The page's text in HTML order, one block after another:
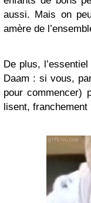
aussi. Mais on
amère de
De plus,
Daam : si vous,
pour commencer)
lisent, franchement